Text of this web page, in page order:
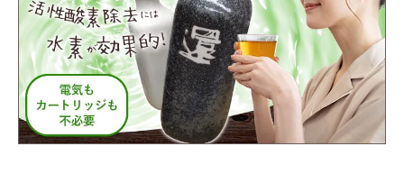
四十肩・五十肩
マタニティ整体
自律神経失調症
腱鞘炎
バネ指
猫背・そり腰